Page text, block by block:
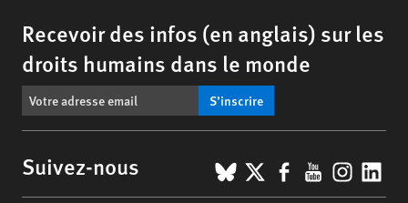
Recevoir des infos (en anglais) sur les
droits humains dans le monde
S’inscrire
Suivez-nous BlueSky
X Facebook
YouTube